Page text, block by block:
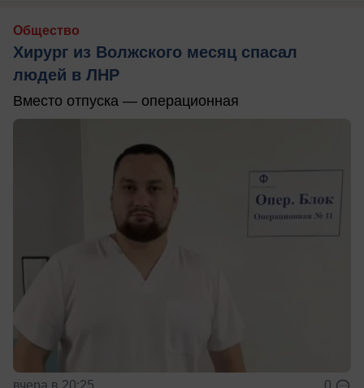
Общество
Хирург из Волжского месяц спасал
людей в ЛНР
Вместо отпуска — операционная